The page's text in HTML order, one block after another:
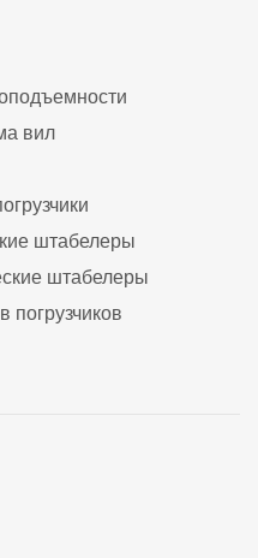
вил
штабелеры
штабелеры
погрузчиков